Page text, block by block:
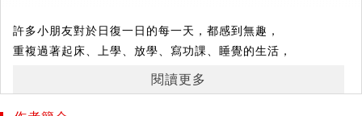
許多小朋友對於日復一日的每一天，都感到無趣，
重複過著起床、上學、放學、寫功課、睡覺的生活，
不知不覺中變得消極、浪費時間。
藉由這本充滿想像力的故事，想要告訴小朋友們，
閱讀更多